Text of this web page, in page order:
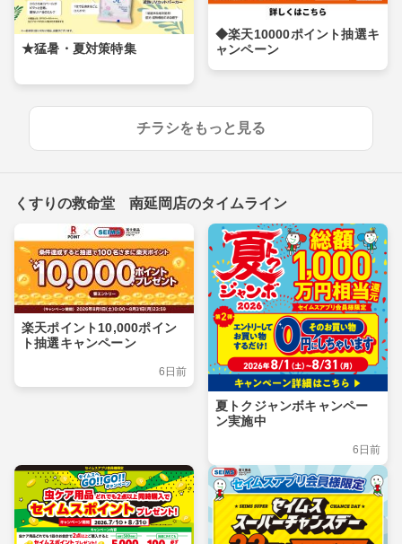
★猛暑・夏対策特集
◆楽天10000ポイント抽選キ
ャンペーン
チラシをもっと見る
くすりの救命堂 南延岡店のタイムライン
楽天ポイント10,000ポイン
ト抽選キャンペーン
6日前
夏トクジャンボキャンペー
ン実施中
6日前